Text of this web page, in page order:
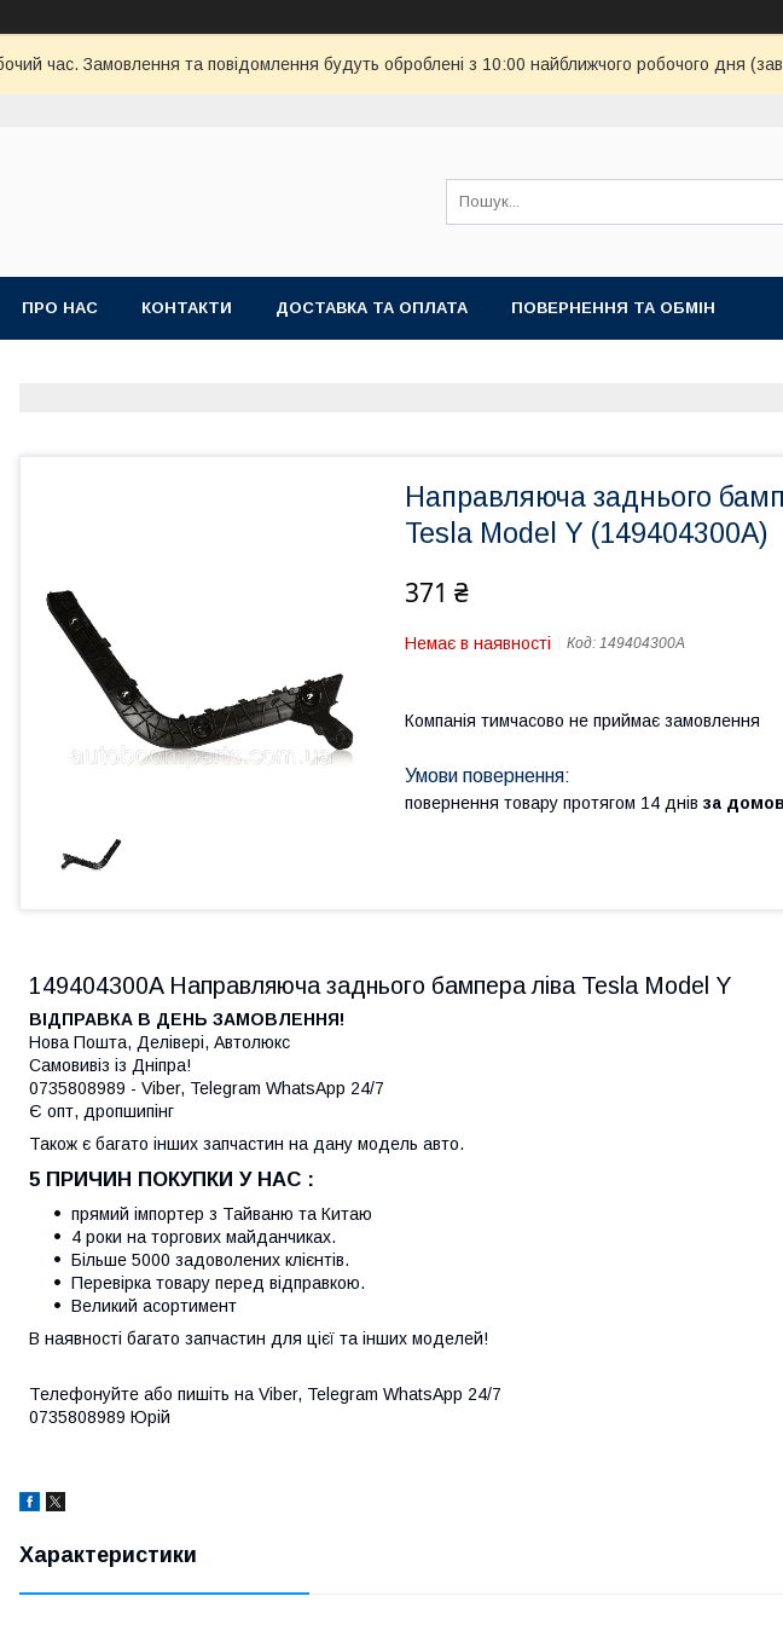
час. Замовлення та повідомлення будуть оброблені з 10:00 найближчого робочого дня
ПРО НАС КОНТАКТИ ДОСТАВКА ТА ОПЛАТА ПОВЕРНЕННЯ ТА ОБМІН
Направляюча заднього
Tesla Model Y (149404300A)
371 ₴
Немає в наявності Код: 149404300A
Компанія тимчасово не приймає замовлення
повернення товару протягом 14 днів за
149404300A Направляюча заднього бампера ліва Tesla Model Y
ВІДПРАВКА В ДЕНЬ ЗАМОВЛЕННЯ!
Нова Пошта, Делівері, Автолюкс
Самовивіз із Дніпра!
0735808989 - Viber, Telegram WhatsApp 24/7
Є опт, дропшипінг
Також є багато інших запчастин на дану модель авто.
5 ПРИЧИН ПОКУПКИ У НАС :
прямий імпортер з Тайваню та Китаю
4 роки на торгових майданчиках.
Більше 5000 задоволених клієнтів.
Перевірка товару перед відправкою.
Великий асортимент
В наявності багато запчастин для цієї та інших моделей!
Телефонуйте або пишіть на Viber, Telegram WhatsApp 24/7
0735808989 Юрій
Характеристики